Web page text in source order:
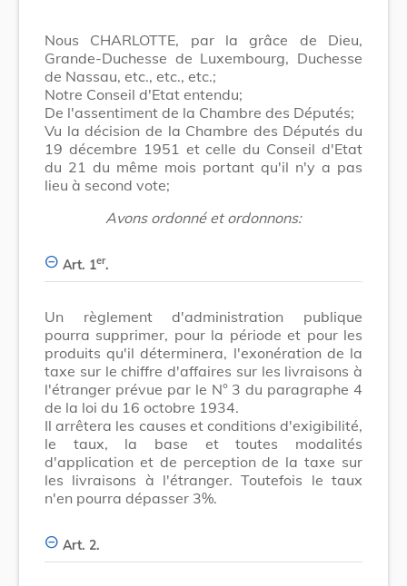
Nous CHARLOTTE, par la grâce de Dieu,
Grande-Duchesse de Luxembourg, Duchesse
de Nassau, etc., etc., etc.;
Notre Conseil d'Etat entendu;
De l'assentiment de la Chambre des Députés;
Vu la décision de la Chambre des Députés du
19 décembre 1951 et celle du Conseil d'Etat
du 21 du même mois portant qu'il n'y a pas
lieu à second vote;
Avons ordonné et ordonnons:
Art. 1er.
Un règlement d'administration publique
pourra supprimer, pour la période et pour les
produits qu'il déterminera, l'exonération de la
taxe sur le chiffre d'affaires sur les livraisons à
l'étranger prévue par le N° 3 du paragraphe 4
de la loi du 16 octobre 1934.
Il arrêtera les causes et conditions d'exigibilité,
le taux, la base et toutes modalités
d'application et de perception de la taxe sur
les livraisons à l'étranger. Toutefois le taux
n'en pourra dépasser 3%.
Art. 2.